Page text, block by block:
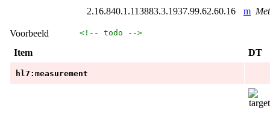
2.16.840.1.113883.3.1937.99.62.60.16
m
Voorbeeld <!-- todo -->
Item DT
hl7:measurement